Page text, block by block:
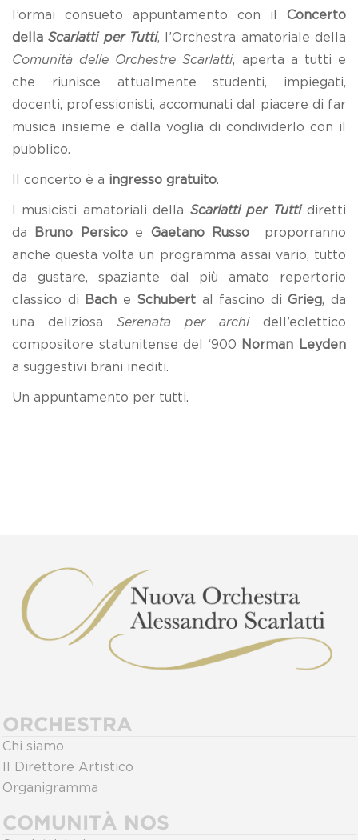
l’ormai consueto appuntamento con il Concerto
della Scarlatti per Tutti, l’Orchestra amatoriale della
Comunità delle Orchestre Scarlatti, aperta a tutti e
che riunisce attualmente studenti, impiegati,
docenti, professionisti, accomunati dal piacere di far
musica insieme e dalla voglia di condividerlo con il
pubblico.
Il concerto è a ingresso gratuito.
I musicisti amatoriali della Scarlatti per Tuttidiretti
da
Bruno Persico e Gaetano Russo
proporranno
anche questa volta un programma assai vario, tutto
da gustare, spaziante dal più amato repertorio
classico di
Bach e Schubert al fascino diGrieg, da
una deliziosa Serenata per archi dell’eclettico
compositore statunitense del ‘900
Norman Leyden
a suggestivi brani inediti.
Un appuntamento per tutti.
ORCHESTRA
Chi siamo
Il Direttore Artistico
Organigramma
COMUNITÀ NOS